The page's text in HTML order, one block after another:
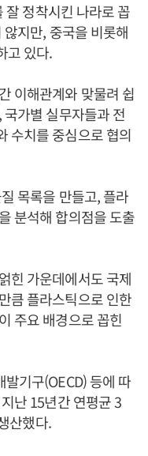
잘 정착시킨 나라로 꼽
지만, 중국을 비롯해
고 있다.
이해관계와 맞물려 쉽
가별 실무자들과 전
수치를 중심으로 협의
목록을 만들고, 플라
분석해 합의점을 도출
힌 가운데에서도 국제
큼 플라스틱으로 인한
주요 배경으로 꼽힌
기구(OECD) 등에 따
난 15년간 연평균 3
산했다.